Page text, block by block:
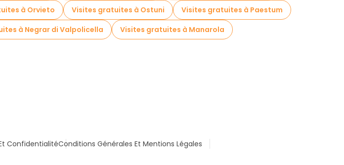
à Orvieto Visites gratuites à Ostuni
Visites gratuites à Paestum
à Negrar di Valpolicella
Visites gratuites à Manarola
ConfidentialitéConditions Générales Et Mentions Légales